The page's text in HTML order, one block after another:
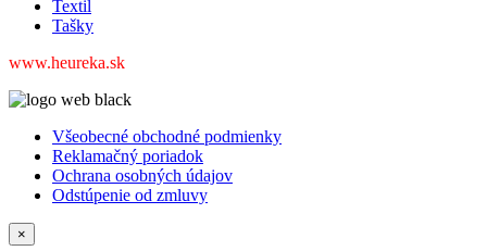
Textil
Tašky
www.heureka.sk
Všeobecné obchodné podmienky
Reklamačný poriadok
Ochrana osobných údajov
Odstúpenie od zmluvy
×